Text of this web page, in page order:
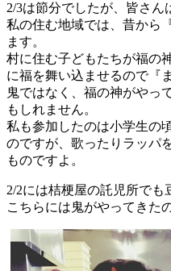
2/3は節分でしたが、皆さん
私の住む地域では、昔から
ます。
村に住む子どもたちが福の
に福を舞い込ませるので『
鬼ではなく、福の神がやっ
もしれません。
私も参加したのは小学生の
のですが、歌ったりラッパ
ものですよ。
2/2には桔梗屋の託児所でも
こちらには鬼がやってきた